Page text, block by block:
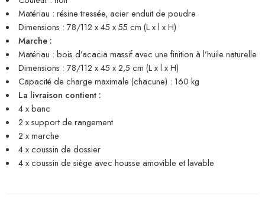
Matériau : résine tressée, acier enduit de poudre
Dimensions : 78/112 x 45 x 55 cm (L x l x H)
Marche :
Matériau : bois d’acacia massif avec une finition à l’huile naturelle
Dimensions : 78/112 x 45 x 2,5 cm (L x l x H)
Capacité de charge maximale (chacune) : 160 kg
La livraison contient :
4 x banc
2 x support de rangement
2 x marche
4 x coussin de dossier
4 x coussin de siège avec housse amovible et lavable